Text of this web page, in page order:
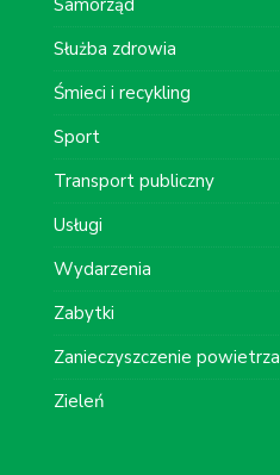
Samorząd
Służba zdrowia
Śmieci i recykling
Sport
Transport publiczny
Usługi
Wydarzenia
Zabytki
Zanieczyszczenie powietrza
Zieleń